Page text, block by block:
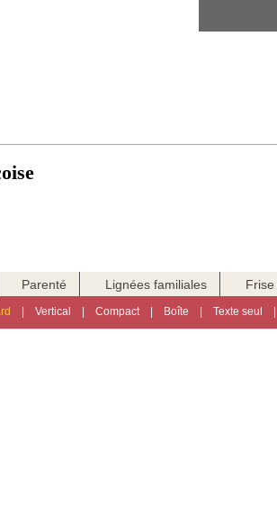
Parenté Lignées familiales
|Vertical |Compact| Boîte |Texte seul